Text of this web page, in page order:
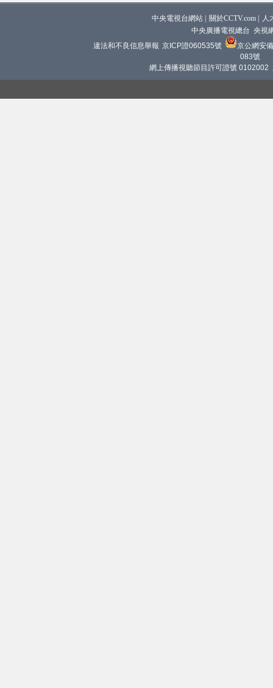
中央電視台網站 關於CCTV.com
人
中央廣播電視總台 央視
違法和不良信息舉報 京ICP證060535號
京公網安
083號
網上傳播視聽節目許可證號 0102002